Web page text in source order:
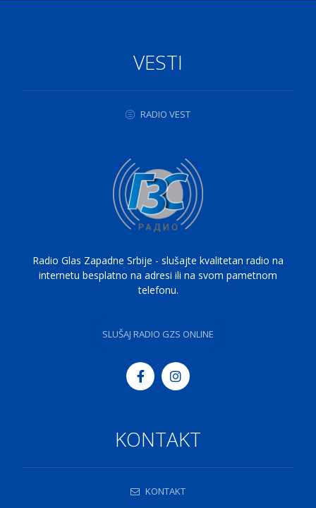
VESTI
RADIO VEST
Radio Glas Zapadne Srbije - slušajte kvalitetan radio na
internetu besplatno na adresi ili na svom pametnom
telefonu.
SLUŠAJ RADIO GZS ONLINE
KONTAKT
KONTAKT